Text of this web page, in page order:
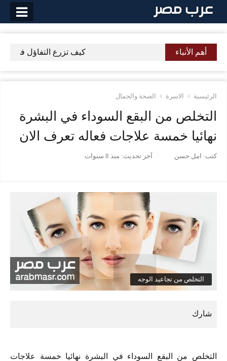
التخطي
أهم الأنباء كيف تزرع التفاؤل في
الرئيسية الاسرة الصحة والجمال
التخلص من البقع السوداء في البشرة
نهائيا خمسة علاجات فعاله تعرف الان
كتب: امل حسن آخر تحديث: منذ 8 سنوات
التخلص من تجاعيد الوجه
التخلص من البقع السوداء في البشرة نهائيا خمسة علاجات